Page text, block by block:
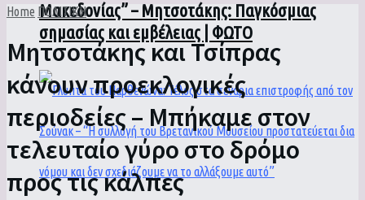
Μακεδονίας” – Μητσοτάκης: Παγκόσμιας
σημασίας και εμβέλειας | ΦΩΤΟ
Home ΠΟΛΙΤΙΚΗ
Μητσοτάκης και Τσίπρας
κάνουν προεκλογικές
περιοδείες – Μπήκαμε στον
τελευταίο γύρο στο δρόμο
προς τις κάλπες